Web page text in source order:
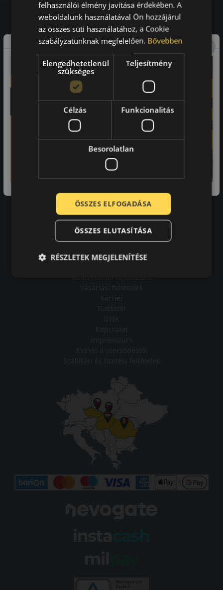
Vásárlói vélemények
97.76%
a vásárlók közül ajánlaná ismerősének ezt a boltot.
21659
vélemény alapján
-
A bolt vásárlója
Minden tökéletesen működik.
Impresszum
felhasználói élmény javítása érdekében. A
weboldalunk használatával Ön hozzájárul
az összes süti használatához, a Cookie
szabályzatunknak megfelelően. Bővebben
Elengedhetetlenül
szükséges
Teljesítmény
Célzás Funkcionalitás
Besorolatlan
ÖSSZES ELFOGADÁSA
ÖSSZES ELUTASÍTÁSA
RÉSZLETEK MEGJELENÍTÉSE